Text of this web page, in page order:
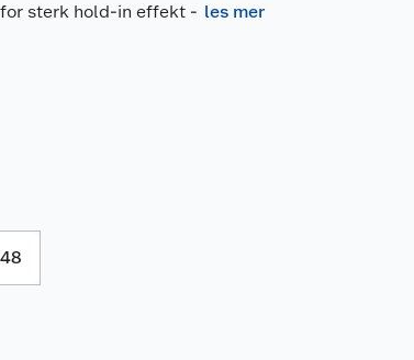
sterk hold-in effekt - les mer